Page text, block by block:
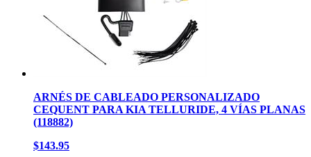
ARNÉS DE CABLEADO PERSONALIZADO
CEQUENT PARA KIA TELLURIDE, 4 VÍAS PLANAS
(118882)
$143.95